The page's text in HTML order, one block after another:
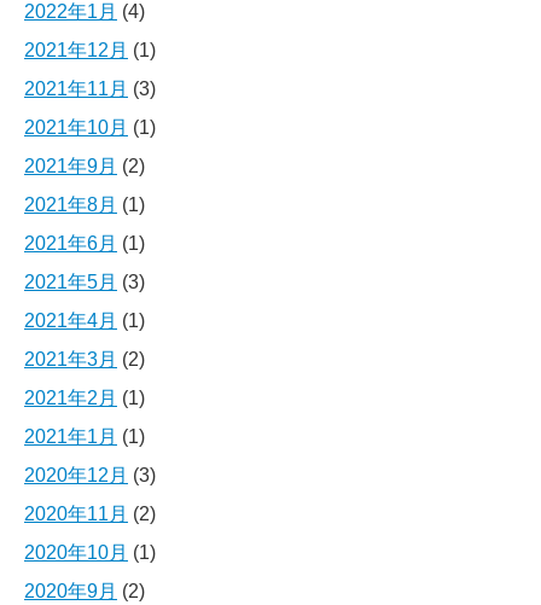
2022年1月 (4)
2021年12月 (1)
2021年11月 (3)
2021年10月 (1)
2021年9月 (2)
2021年8月 (1)
2021年6月 (1)
2021年5月 (3)
2021年4月 (1)
2021年3月 (2)
2021年2月 (1)
2021年1月 (1)
2020年12月 (3)
2020年11月 (2)
2020年10月 (1)
2020年9月 (2)